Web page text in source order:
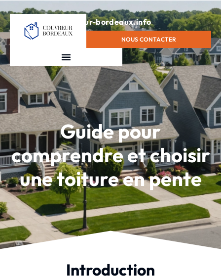
contact@couvreur-bordeaux.info
NOUS CONTACTER
Guide pour
comprendre et choisir
une toiture en pente
Introduction